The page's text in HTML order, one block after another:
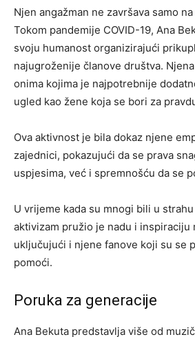
Njen angažman ne završava samo
Tokom pandemije COVID-19, Ana
svoju humanost organizirajući
najugroženije članove društva.
onima kojima je najpotrebnije
ugled kao žene koja se bori za
Ova aktivnost je bila dokaz njene
zajednici, pokazujući da se prava
uspjesima, već i spremnošću da se
U vrijeme kada su mnogi bili u
aktivizam pružio je nadu i inspiraciju
uključujući i njene fanove koji su se
pomoći.
Poruka za generacije
Ana Bekuta predstavlja više od